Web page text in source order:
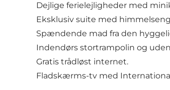
Dejlige ferielejligheder med
Eksklusiv suite med
Spændende mad fra den
Indendørs stortrampolin og
Gratis trådløst internet.
Fladskærms-tv med